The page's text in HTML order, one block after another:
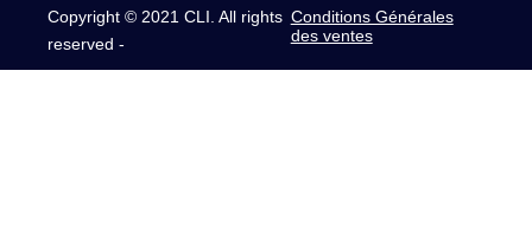
Copyright © 2021 CLI. All rights
reserved -
Conditions Générales
des ventes